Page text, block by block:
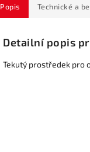
Popis Technické a
Detailní popis
Tekutý prostředek pro